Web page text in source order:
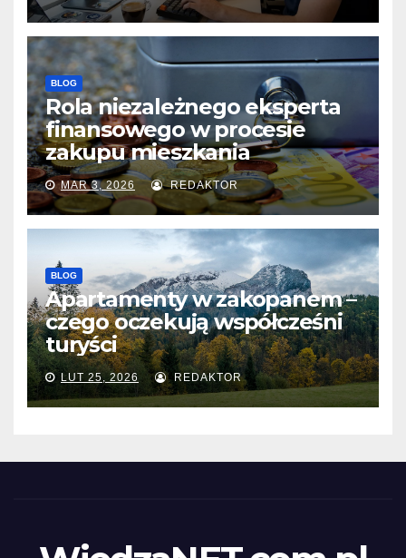
BLOG
Rola niezależnego eksperta
finansowego w procesie
zakupu mieszkania
MAR 3, 2026 REDAKTOR
BLOG
Apartamenty w zakopanem –
czego oczekują współcześni
turyści
LUT 25, 2026 REDAKTOR